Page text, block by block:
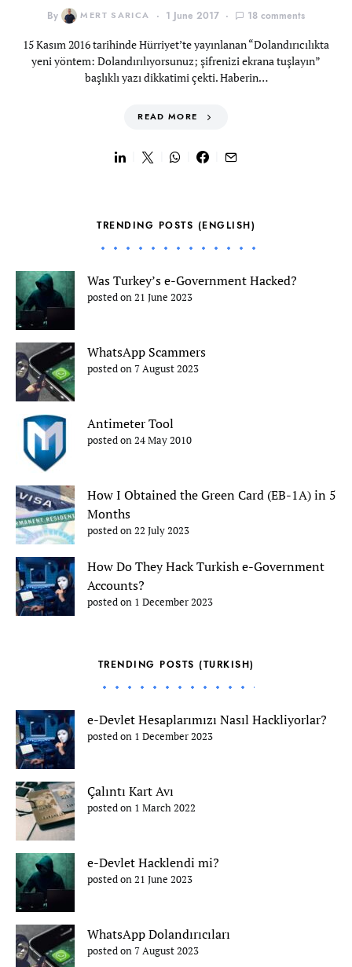
By MERT SARICA 1 June 2017 18 comments
15 Kasım 2016 tarihinde Hürriyet’te yayınlanan “Dolandırıcılıkta
yeni yöntem: Dolandırılıyorsunuz; şifrenizi ekrana tuşlayın”
başlıklı yazı dikkatimi çekti. Haberin…
READ MORE
TRENDING POSTS (ENGLISH)
Was Turkey’s e-Government Hacked?
posted on 21 June 2023
WhatsApp Scammers
posted on 7 August 2023
Antimeter Tool
posted on 24 May 2010
How I Obtained the Green Card (EB-1A) in 5
Months
posted on 22 July 2023
How Do They Hack Turkish e-Government
Accounts?
posted on 1 December 2023
TRENDING POSTS (TURKISH)
e-Devlet Hesaplarımızı Nasıl Hackliyorlar?
posted on 1 December 2023
Çalıntı Kart Avı
posted on 1 March 2022
e-Devlet Hacklendi mi?
posted on 21 June 2023
WhatsApp Dolandırıcıları
posted on 7 August 2023